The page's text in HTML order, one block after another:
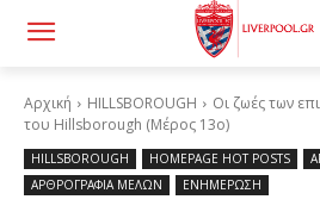
Αρχική HILLSBOROUGH
Οι ζωές των
του Hillsborough (Μέρος 13ο)
HILLSBOROUGH HOMEPAGE HOT POSTS
ΑΡΘΡΟΓΡΑΦΙΑ ΜΕΛΩΝ
ΕΝΗΜΕΡΩΣΗ